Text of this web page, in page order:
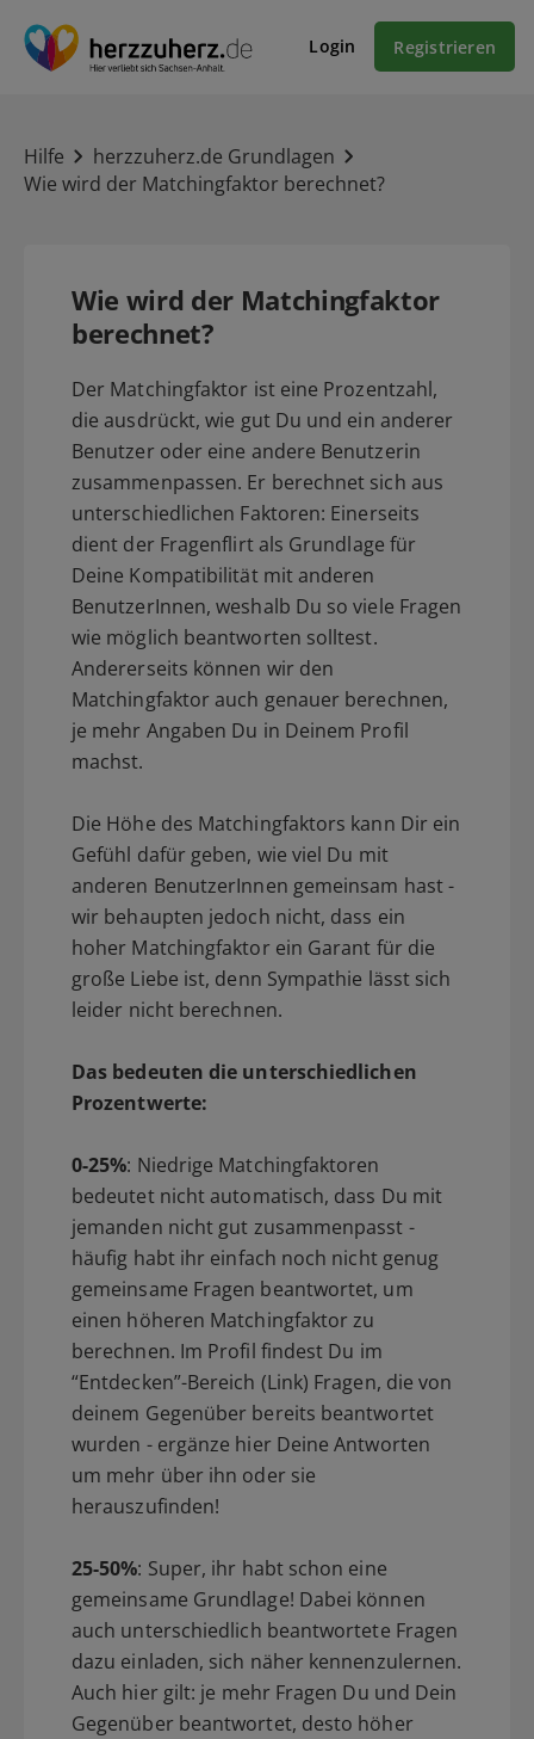
Login Registrieren
Hilfe
herzzuherz.de Grundlagen
Wie wird der Matchingfaktor berechnet?
Wie wird der Matchingfaktor
berechnet?
Der Matchingfaktor ist eine Prozentzahl,
die ausdrückt, wie gut Du und ein anderer
Benutzer oder eine andere Benutzerin
zusammenpassen. Er berechnet sich aus
unterschiedlichen Faktoren: Einerseits
dient der Fragenflirt als Grundlage für
Deine Kompatibilität mit anderen
BenutzerInnen, weshalb Du so viele Fragen
wie möglich beantworten solltest.
Andererseits können wir den
Matchingfaktor auch genauer berechnen,
je mehr Angaben Du in Deinem Profil
machst.
Die Höhe des Matchingfaktors kann Dir ein
Gefühl dafür geben, wie viel Du mit
anderen BenutzerInnen gemeinsam hast -
wir behaupten jedoch nicht, dass ein
hoher Matchingfaktor ein Garant für die
große Liebe ist, denn Sympathie lässt sich
leider nicht berechnen.
Das bedeuten die unterschiedlichen
Prozentwerte:
0-25%: Niedrige Matchingfaktoren
bedeutet nicht automatisch, dass Du mit
jemanden nicht gut zusammenpasst -
häufig habt ihr einfach noch nicht genug
gemeinsame Fragen beantwortet, um
einen höheren Matchingfaktor zu
berechnen. Im Profil findest Du im
“Entdecken”-Bereich (Link) Fragen, die von
deinem Gegenüber bereits beantwortet
wurden - ergänze hier Deine Antworten
um mehr über ihn oder sie
herauszufinden!
25-50%: Super, ihr habt schon eine
gemeinsame Grundlage! Dabei können
auch unterschiedlich beantwortete Fragen
dazu einladen, sich näher kennenzulernen.
Auch hier gilt: je mehr Fragen Du und Dein
Gegenüber beantwortet, desto höher